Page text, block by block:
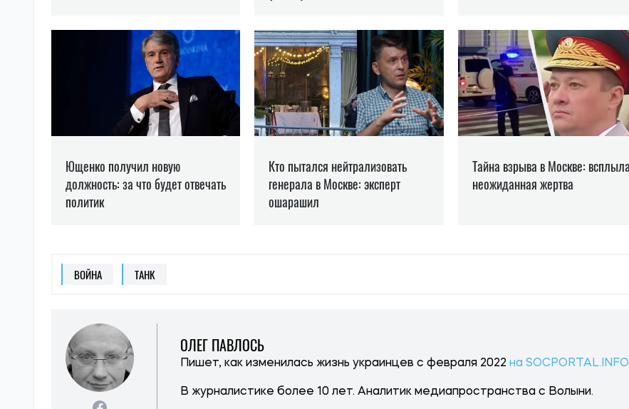
ВОЙНА ТАНК
ОЛЕГ ПАВЛОСЬ
Пишет, как изменилась жизнь украинцев с февраля 2022 на SOCPORTAL.INFO
В журналистике более 10 лет. Аналитик медиапространства с Волыни.